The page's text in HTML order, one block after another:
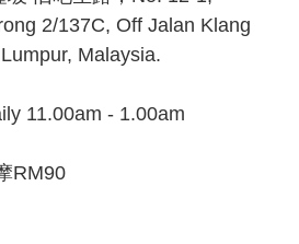
2/137C, Off Jalan Klang
Malaysia.
11.00am - 1.00am
RM90